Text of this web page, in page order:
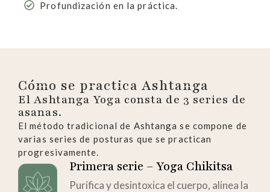
Profundización en la práctica.
Cómo se practica Ashtanga
El Ashtanga Yoga consta de 3 series de
asanas.
El método tradicional de Ashtanga se compone de
varias series de posturas que se practican
progresivamente.
Primera serie – Yoga Chikitsa
Purifica y desintoxica el cuerpo, alinea la